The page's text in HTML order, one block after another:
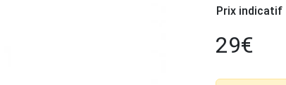
Prix indicatif
29€